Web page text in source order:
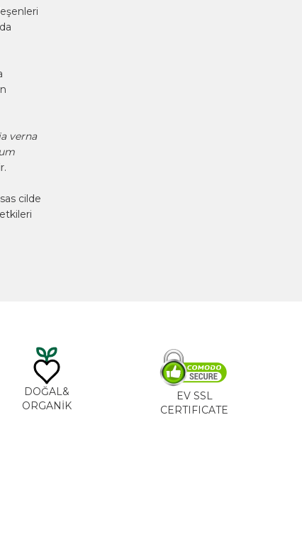
verna
cilde
DOĞAL&
ORGANİK
EV SSL
CERTIFICATE